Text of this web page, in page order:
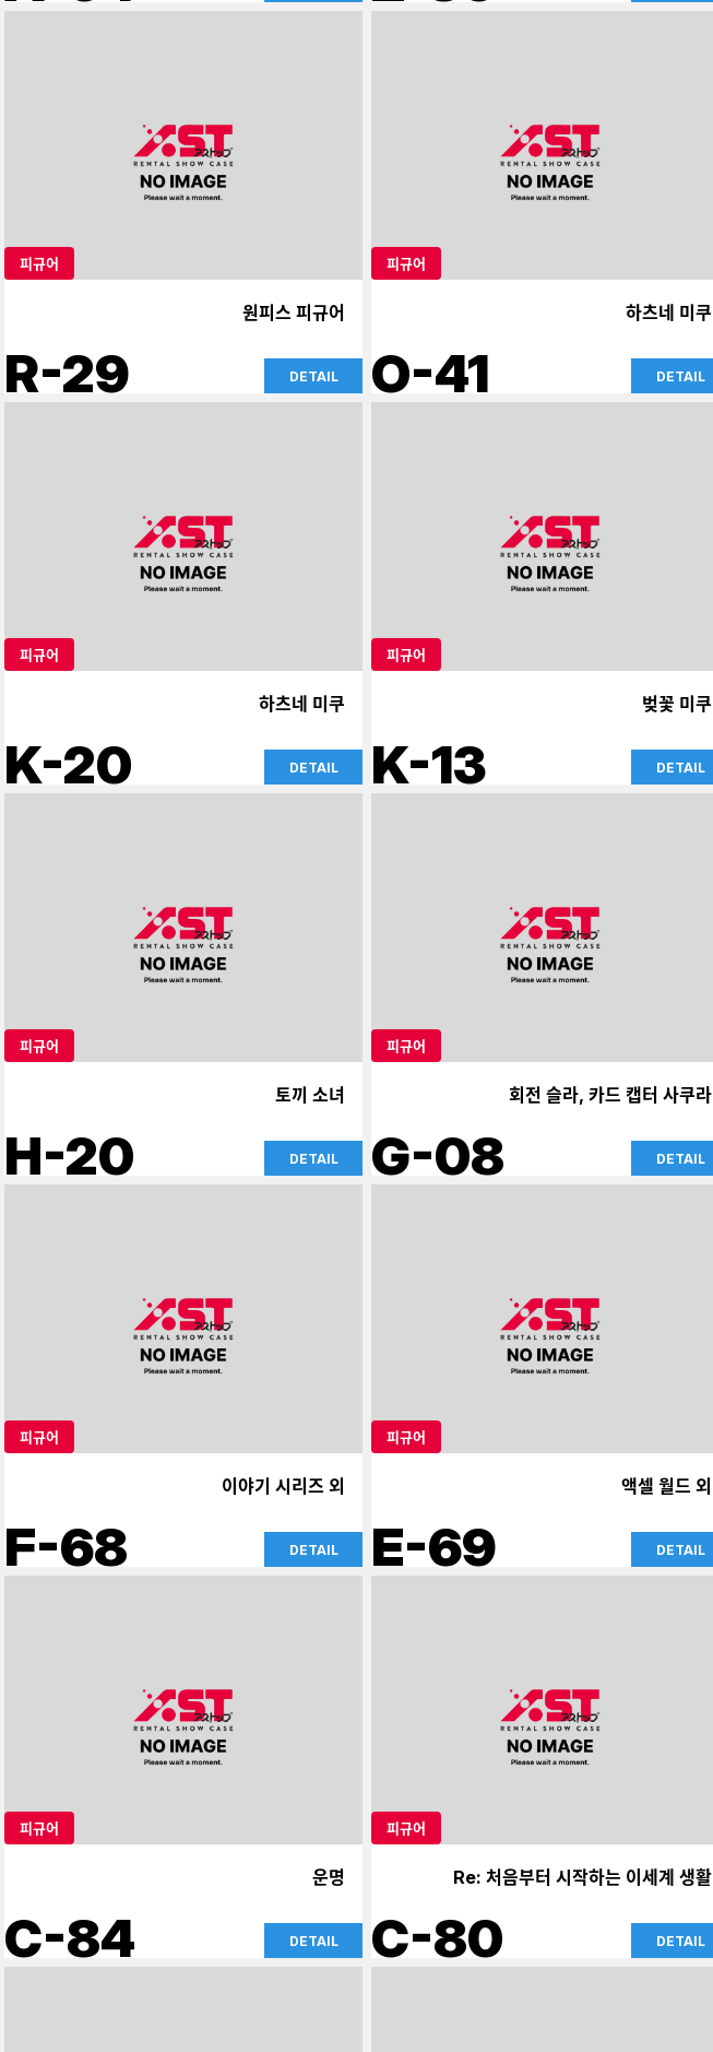
피규어
원피스 피규어
R-29 DETAIL
피규어
하츠네 미쿠
O-41 DETAIL
피규어
하츠네 미쿠
K-20 DETAIL
피규어
벚꽃 미쿠
K-13 DETAIL
피규어
토끼 소녀
H-20 DETAIL
피규어
회전 슬라, 카드 캡터 사쿠라
G-08 DETAIL
피규어
이야기 시리즈 외
F-68 DETAIL
피규어
액셀 월드 외
E-69 DETAIL
피규어
운명
C-84 DETAIL
피규어
Re: 처음부터 시작하는 이세계 생활
C-80 DETAIL